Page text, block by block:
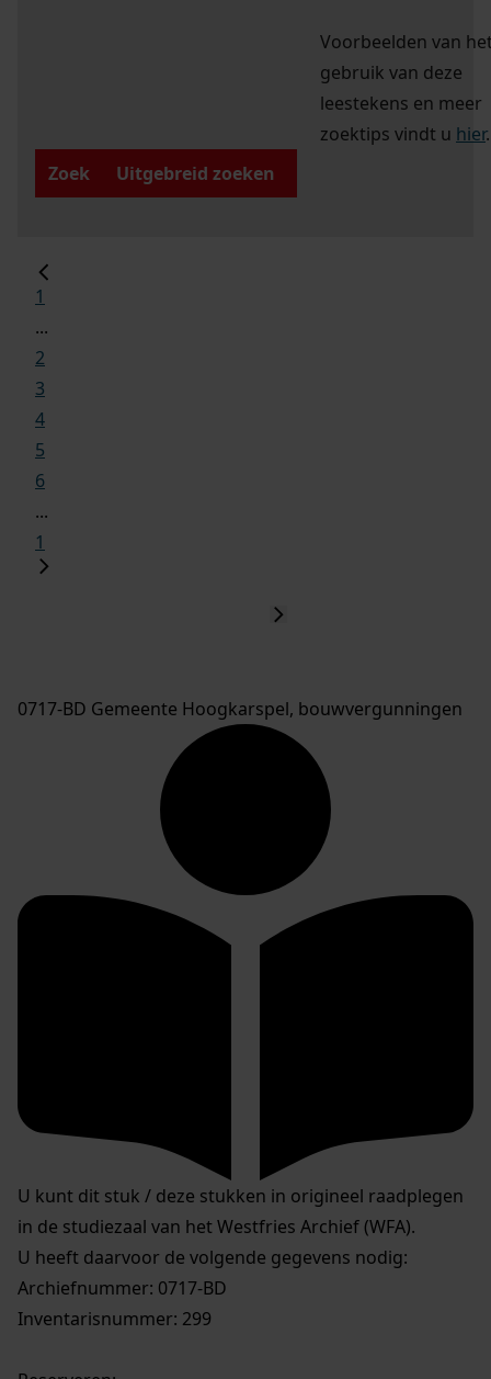
Voorbeelden van
gebruik van deze
leestekens en meer
zoektips vindt u hier.
Zoek
Uitgebreid zoeken
1
...
2
3
4
5
6
...
1
0717-BD Gemeente Hoogkarspel, bouwvergunningen
U kunt dit stuk / deze stukken in origineel raadplegen
in de studiezaal van het Westfries Archief (WFA).
U heeft daarvoor de volgende gegevens nodig:
Archiefnummer: 0717-BD
Inventarisnummer: 299